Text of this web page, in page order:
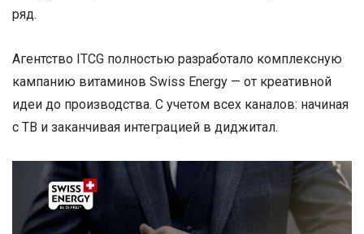
ряд.
Агентство ITCG полностью разработало комплексную
кампанию витаминов Swiss Energy — от креативной
идеи до производства. С учетом всех каналов: начиная
с ТВ и заканчивая интеграцией в диджитал.